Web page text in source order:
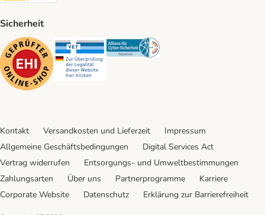
Sicherheit
Security Security Security
Kontakt Versandkosten und Lieferzeit
Impressum
Allgemeine Geschäftsbedingungen
Digital Services Act
Vertrag widerrufen
Entsorgungs- und Umweltbestimmungen
Zahlungsarten
Über uns Partnerprogramme
Karriere
Corporate Website
Datenschutz Erklärung zur Barrierefreiheit